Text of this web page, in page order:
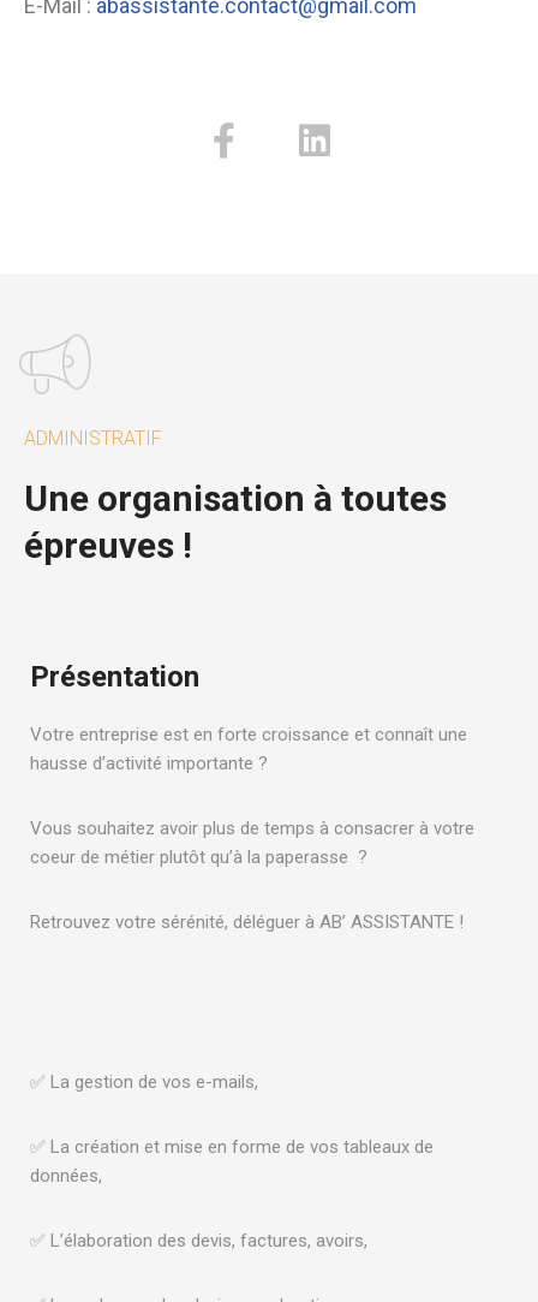
E-Mail : abassistante.contact@gmail.com
ADMINISTRATIF
Une organisation à toutes
épreuves !
Présentation
Votre entreprise est en forte croissance et connaît une
hausse d’activité importante ?
Vous souhaitez avoir plus de temps à consacrer à votre
coeur de métier plutôt qu’à la paperasse ?
Retrouvez votre sérénité, déléguer à AB’ ASSISTANTE !
✅ La gestion de vos e-mails,
✅ La création et mise en forme de vos tableaux de
données,
✅ L’élaboration des devis, factures, avoirs,